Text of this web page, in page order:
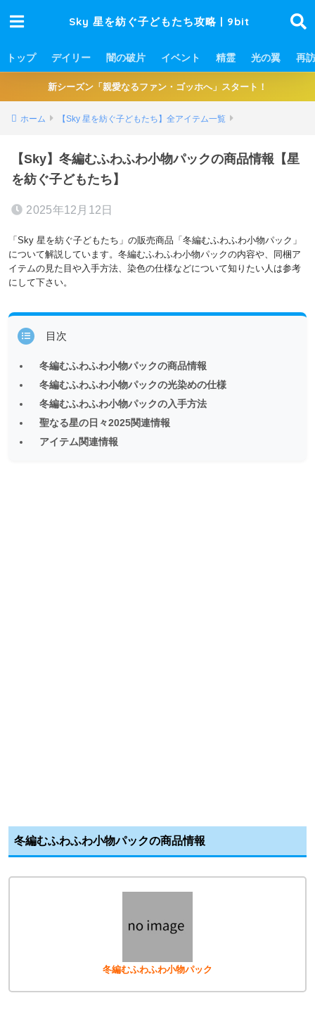
Sky 星を紡ぐ子どもたち攻略 | 9bit
トップ デイリー 闇の破片 イベント 精霊 光の翼 再訪
新シーズン「親愛なるファン・ゴッホへ」スタート！
ホーム 【Sky 星を紡ぐ子どもたち】全アイテム一覧
【Sky】冬編むふわふわ小物パックの商品情報【星
を紡ぐ子どもたち】
2025年12月12日
「Sky 星を紡ぐ子どもたち」の販売商品「冬編むふわふわ小物パック」
について解説しています。冬編むふわふわ小物パックの内容や、同梱ア
イテムの見た目や入手方法、染色の仕様などについて知りたい人は参考
にして下さい。
目次
冬編むふわふわ小物パックの商品情報
冬編むふわふわ小物パックの光染めの仕様
冬編むふわふわ小物パックの入手方法
聖なる星の日々2025関連情報
アイテム関連情報
冬編むふわふわ小物パックの商品情報
冬編むふわふわ小物パック